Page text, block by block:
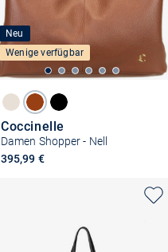
Neu
Wenige verfügbar
Coccinelle
Damen Shopper - Nell
395,99 €